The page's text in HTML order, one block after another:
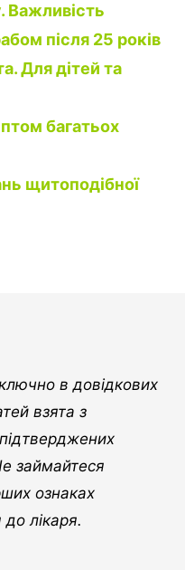
Важливість
після 25 років
Для дітей та
багатьох
щитоподібної
в довідкових
взята з
займайтеся
ознаках
лікаря.